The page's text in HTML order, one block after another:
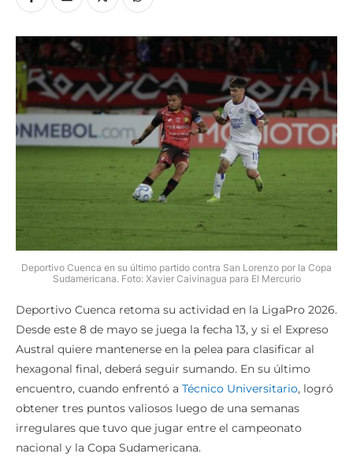
Deportivo Cuenca en su último partido contra San Lorenzo por la Copa
Sudamericana. Foto: Xavier Caivinagua para El Mercurio
Deportivo Cuenca retoma su actividad en la LigaPro 2026.
Desde este 8 de mayo se juega la fecha 13, y si el Expreso
Austral quiere mantenerse en la pelea para clasificar al
hexagonal final, deberá seguir sumando. En su último
encuentro, cuando enfrentó a Técnico Universitario, logró
obtener tres puntos valiosos luego de una semanas
irregulares que tuvo que jugar entre el campeonato
nacional y la Copa Sudamericana.